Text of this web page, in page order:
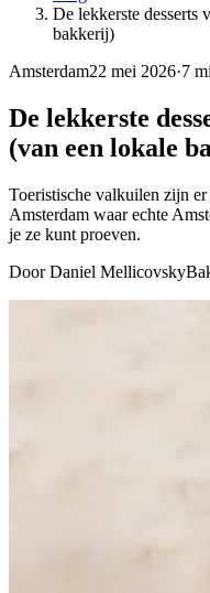
De lekkerste desserts
bakkerij)
Amsterdam22 mei 2026·7
De lekkerste
(van een lokale
Toeristische valkuilen zijn
Amsterdam waar echte
je ze kunt proeven.
Door Daniel Mellicovsky